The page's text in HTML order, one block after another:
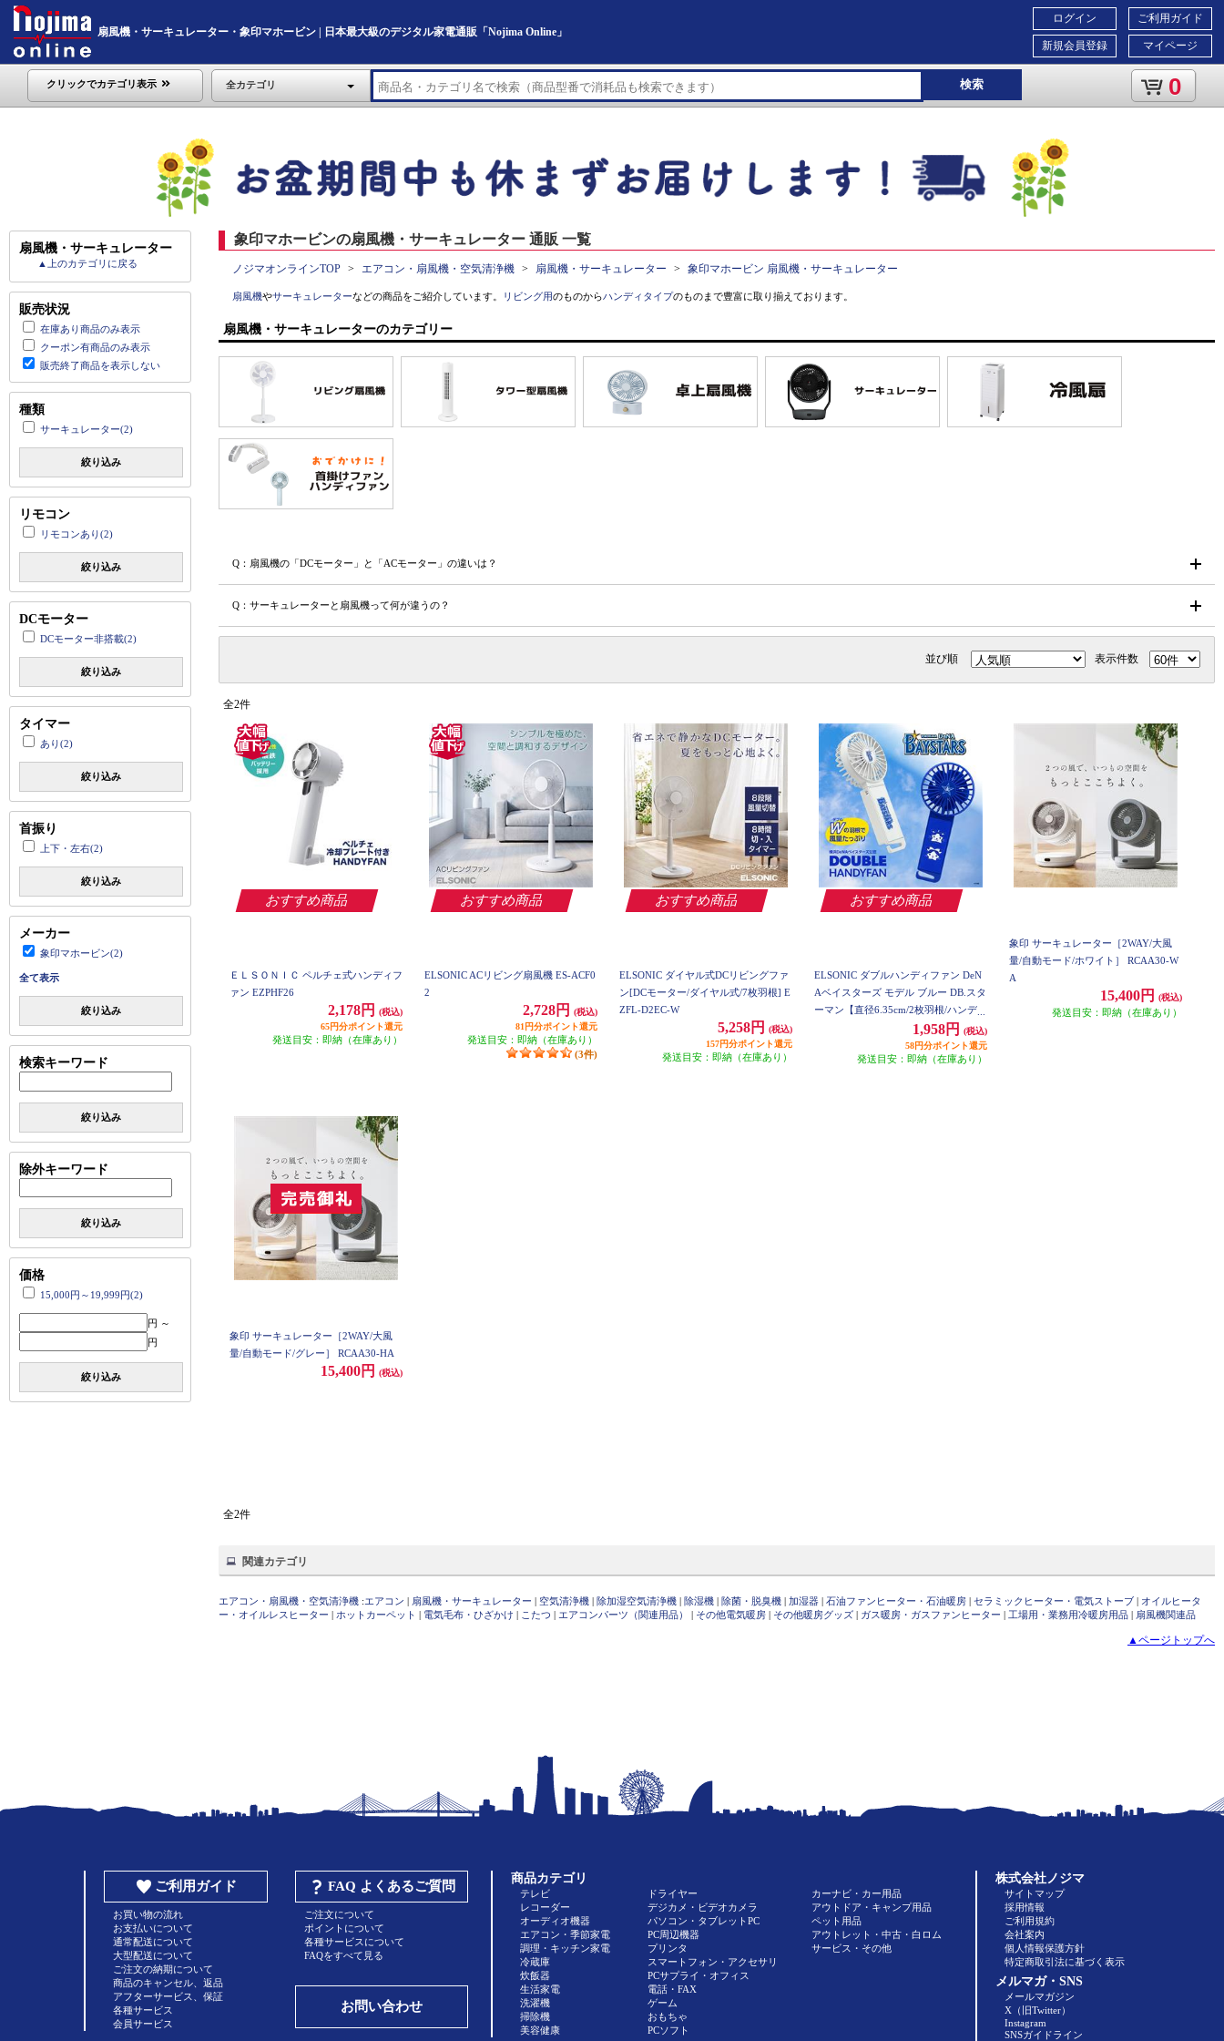
扇風機・サーキュレーター・象印マホービン | 日本最大級のデジタル家電通販「Nojima Online」
ご利用ガイド
マイページ
ログイン
新規会員登録
クリックでカテゴリ表示 全カテゴリ 検索 0
扇風機・サーキュレーター
▲上のカテゴリに戻る
販売状況
在庫あり商品のみ表示
クーポン有商品のみ表示
販売終了商品を表示しない
種類
サーキュレーター(2)
絞り込み
リモコン
リモコンあり(2)
絞り込み
DCモーター
DCモーター非搭載(2)
絞り込み
タイマー
あり(2)
絞り込み
首振り
上下・左右(2)
絞り込み
メーカー
象印マホービン(2)
全て表示
絞り込み
検索キーワード
絞り込み
除外キーワード
絞り込み
価格
15,000円～19,999円(2)
円 ～
円
絞り込み
象印マホービンの扇風機・サーキュレーター 通販 一覧
ノジマオンラインTOP エアコン・扇風機・空気清浄機 扇風機・サーキュレーター 象印マホービン 扇風機・サーキュレーター
扇風機やサーキュレーターなどの商品をご紹介しています。 リビング用のものからハンディタイプのものまで豊富に取り揃えております。
扇風機・サーキュレーターのカテゴリー
Q：扇風機の「DCモーター」と「ACモーター」の違いは？
Q：サーキュレーターと扇風機って何が違うの？
並び順 表示件数
全2件
おすすめ商品
ＥＬＳＯＮＩＣ ペルチェ式ハンディフ
ァン EZPHF26
2,178円
(税込)
65円分ポイント還元
発送目安：即納（在庫あり）
おすすめ商品
ELSONIC ACリビング扇風機 ES-ACF0
2
2,728円
(税込)
81円分ポイント還元
発送目安：即納（在庫あり）
(3件)
おすすめ商品
ELSONIC ダイヤル式DCリビングファ
ン[DCモーター/ダイヤル式/7枚羽根] E
ZFL-D2EC-W
5,258円
(税込)
157円分ポイント還元
発送目安：即納（在庫あり）
おすすめ商品
ELSONIC ダブルハンディファン DeN
Aベイスターズ モデル ブルー DB.スタ
ーマン【直径6.35cm/2枚羽根/ハンディ
ファン/折りたたみ式/風量3段階】 EZ-
1,958円
(税込)
58円分ポイント還元
発送目安：即納（在庫あり）
象印 サーキュレーター［2WAY/大風
量/自動モード/ホワイト］ RCAA30-W
A
15,400円 (税込)
発送目安：即納（在庫あり）
象印 サーキュレーター［2WAY/大風
量/自動モード/グレー］ RCAA30-HA
15,400円 (税込)
全2件
関連カテゴリ
エアコン・扇風機・空気清浄機 :エアコン | 扇風機・サーキュレーター | 空気清浄機 | 除加湿空気清浄機 | 除湿機 | 除菌・脱臭機 | 加湿器 | 石油ファンヒーター・石油暖房 | セラミックヒーター・電気ストーブ | オイルヒータ
ー・オイルレスヒーター | ホットカーペット | 電気毛布・ひざかけ | こたつ | エアコンパーツ（関連用品） | その他電気暖房 | その他暖房グッズ | ガス暖房・ガスファンヒーター | 工場用・業務用冷暖房用品 | 扇風機関連品
▲ページトップへ
ご利用ガイド
お買い物の流れ
お支払いについて
通常配送について
大型配送について
ご注文の納期について
商品のキャンセル、返品
アフターサービス、保証
各種サービス
会員サービス
FAQ よくあるご質問
ご注文について
ポイントについて
各種サービスについて
FAQをすべて見る
お問い合わせ
商品カテゴリ
テレビ
レコーダー
オーディオ機器
エアコン・季節家電
調理・キッチン家電
冷蔵庫
炊飯器
生活家電
洗濯機
掃除機
美容健康
ドライヤー
デジカメ・ビデオカメラ
パソコン・タブレットPC
PC周辺機器
プリンタ
スマートフォン・アクセサリ
PCサプライ・オフィス
電話・FAX
ゲーム
おもちゃ
PCソフト
カーナビ・カー用品
アウトドア・キャンプ用品
ペット用品
アウトレット・中古・白ロム
サービス・その他
株式会社ノジマ
サイトマップ
採用情報
ご利用規約
会社案内
個人情報保護方針
特定商取引法に基づく表示
メルマガ・SNS
メールマガジン
X（旧Twitter）
Instagram
SNSガイドライン